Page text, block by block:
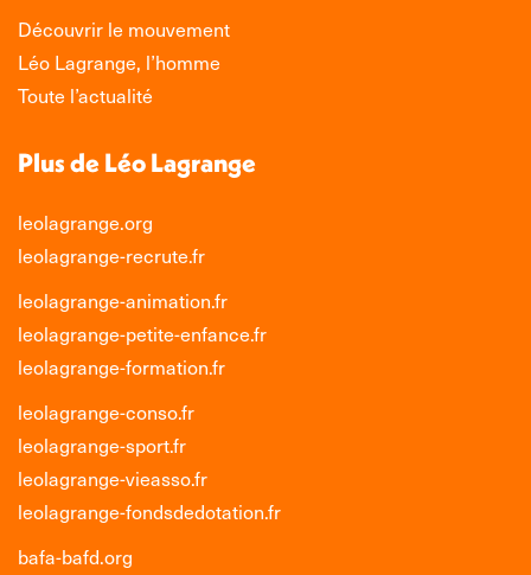
Découvrir le mouvement
Léo Lagrange, l’homme
Toute l’actualité
Plus de Léo Lagrange
leolagrange.org
leolagrange-recrute.fr
leolagrange-animation.fr
leolagrange-petite-enfance.fr
leolagrange-formation.fr
leolagrange-conso.fr
leolagrange-sport.fr
leolagrange-vieasso.fr
leolagrange-fondsdedotation.fr
bafa-bafd.org